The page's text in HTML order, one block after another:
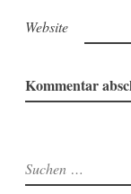
Website
Suchen
nach: